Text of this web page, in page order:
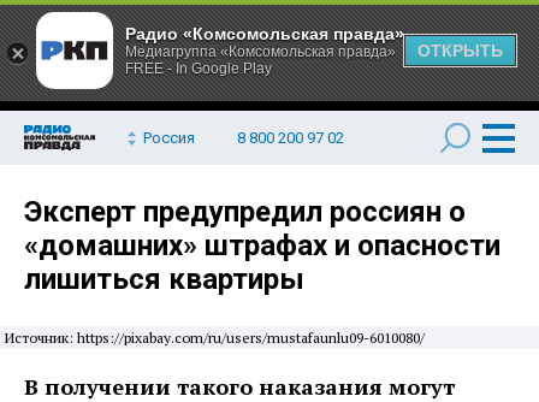
Россия 8 800 200 97 02
Эксперт предупредил россиян о
«домашних» штрафах и опасности
лишиться квартиры
Источник: https://pixabay.com/ru/users/mustafaunlu09-6010080/
В получении такого наказания могут
Радио «Комсомольская правда»
Медиагруппа «Комсомольская правда»
FREE - In Google Play
ОТКРЫТЬ